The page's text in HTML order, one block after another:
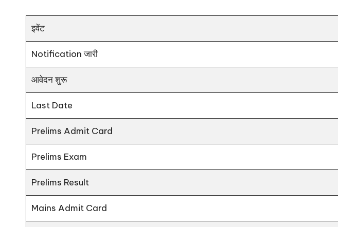
इवेंट
Notification जारी
आवेदन शुरू
Last Date
Prelims Admit Card
Prelims Exam
Prelims Result
Mains Admit Card